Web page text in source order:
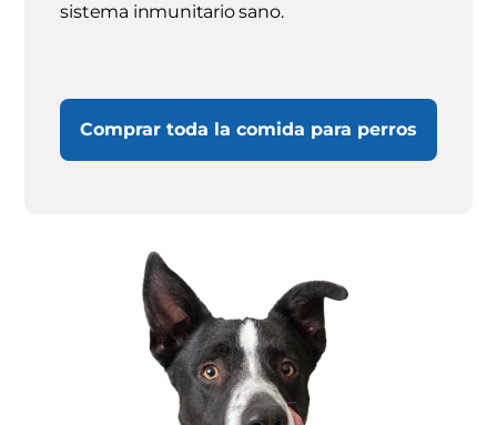
sistema inmunitario sano.
Comprar toda la comida para perros